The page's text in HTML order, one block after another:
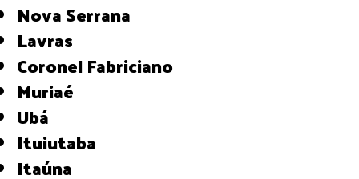
Nova Serrana
Lavras
Coronel Fabriciano
Muriaé
Ubá
Ituiutaba
Itaúna